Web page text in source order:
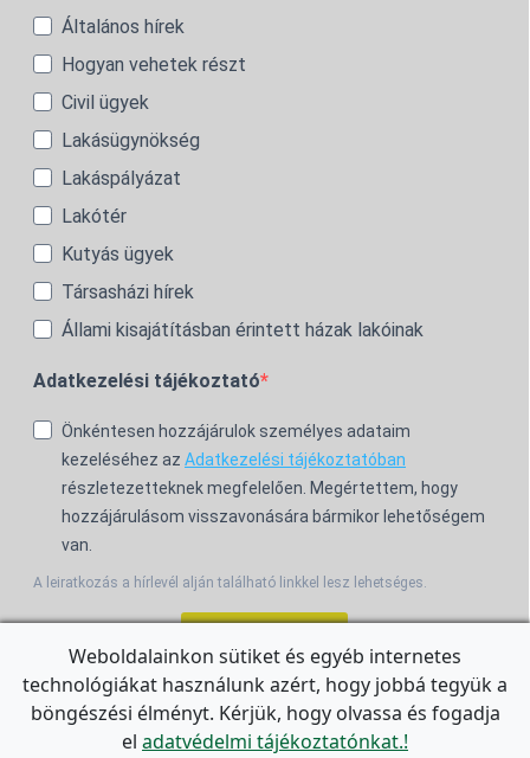
Általános hírek
Hogyan vehetek részt
Civil ügyek
Lakásügynökség
Lakáspályázat
Lakótér
Kutyás ügyek
Társasházi hírek
Állami kisajátításban érintett házak lakóinak
Adatkezelési tájékoztató
Önkéntesen hozzájárulok személyes adataim
kezeléséhez az Adatkezelési tájékoztatóban
részletezetteknek megfelelően. Megértettem, hogy
hozzájárulásom visszavonására bármikor lehetőségem
van.
A leiratkozás a hírlevél alján található linkkel lesz lehetséges.
For the English Newsletter, clickHERE.
Weboldalainkon sütiket és egyéb internetes
technológiákat használunk azért, hogy jobbá tegyük a
böngészési élményt. Kérjük, hogy olvassa és fogadja
el adatvédelmi tájékoztatónkat.!